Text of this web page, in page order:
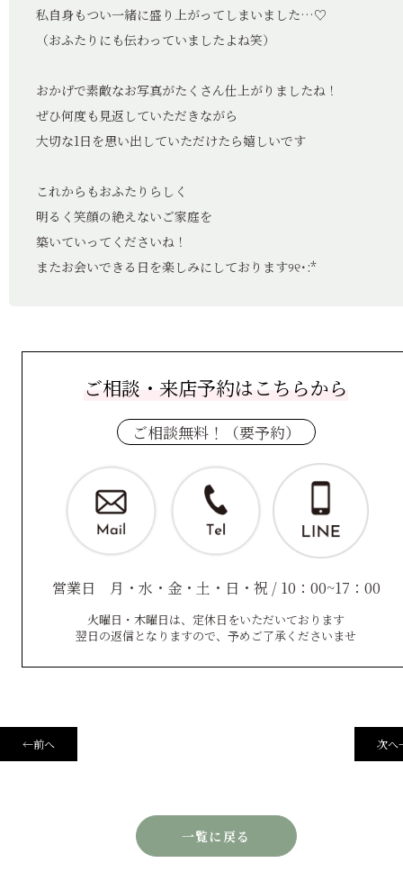
私自身もつい一緒に盛り上がってしまいました…♡
（おふたりにも伝わっていましたよね笑）
おかげで素敵なお写真がたくさん仕上がりましたね！
ぜひ何度も見返していただきながら
大切な1日を思い出していただけたら嬉しいです
これからもおふたりらしく
明るく笑顔の絶えないご家庭を
築いていってくださいね！
またお会いできる日を楽しみにしております୨୧･:*
ご相談・来店予約はこちらから
ご相談無料！（要予約）
営業日 月・水・金・土・日・祝 / 10：00~17：00
火曜日・木曜日は、定休日をいただいております
翌日の返信となりますので、予めご了承くださいませ
←前へ 次へ
一覧に戻る